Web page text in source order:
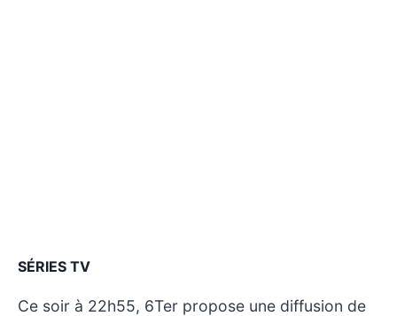
SÉRIES TV
Ce soir à 22h55, 6Ter propose une diffusion de